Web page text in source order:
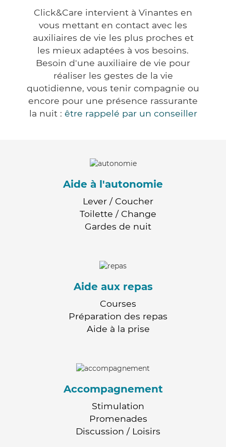
Click&Care intervient à Vinantes en
vous mettant en contact avec les
auxiliaires de vie les plus proches et
les mieux adaptées à vos besoins.
Besoin d'une auxiliaire de vie pour
réaliser les gestes de la vie
quotidienne, vous tenir compagnie ou
encore pour une présence rassurante
la nuit : être rappelé par un conseiller
Aide à l'autonomie
Lever / Coucher
Toilette / Change
Gardes de nuit
Aide aux repas
Courses
Préparation des repas
Aide à la prise
Accompagnement
Stimulation
Promenades
Discussion / Loisirs